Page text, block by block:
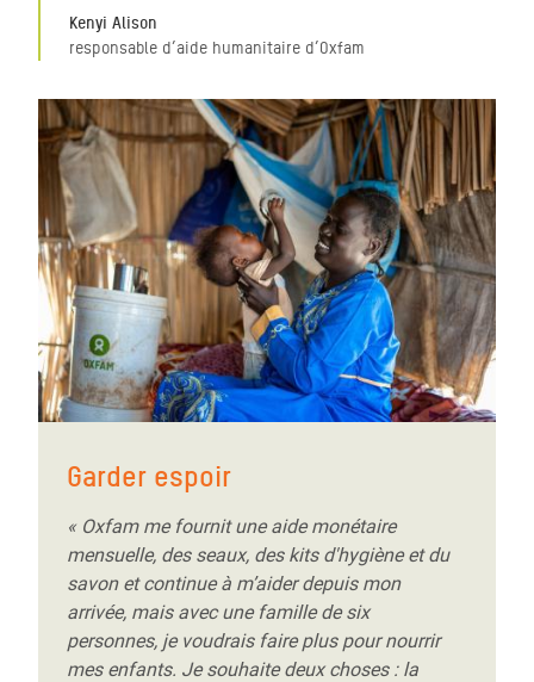
Kenyi Alison
responsable d’aide humanitaire d’Oxfam
Garder espoir
« Oxfam me fournit une aide monétaire
mensuelle, des seaux, des kits d'hygiène et du
savon et continue à m’aider depuis mon
arrivée, mais avec une famille de six
personnes, je voudrais faire plus pour nourrir
mes enfants. Je souhaite deux choses : la